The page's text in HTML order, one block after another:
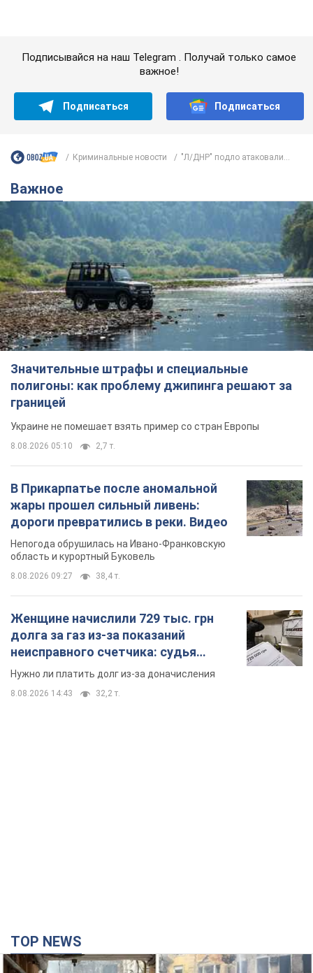
Важное
Значительные штрафы и специальные
полигоны: как проблему джипинга решают за
границей
Украине не помешает взять пример со стран Европы
8.08.2026 05:10 2,7 т.
В Прикарпатье после аномальной
жары прошел сильный ливень:
дороги превратились в реки. Видео
Непогода обрушилась на Ивано-Франковскую
Женщине начислили 729 тыс. грн
долга за газ из-за показаний
неисправного счетчика: судья
вынес неожиданное решение
8.08.2026 14:43 32,2 т.